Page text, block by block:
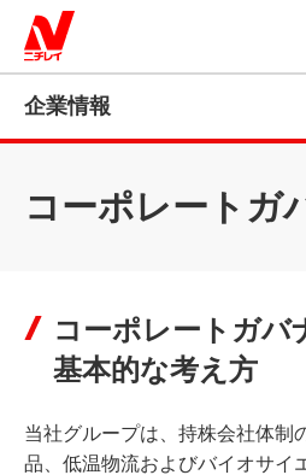
企業情報
コーポレートガ
コーポレートガバ
基本的な考え方
当社グループは、持株会社体制
品、低温物流およびバイオサイ